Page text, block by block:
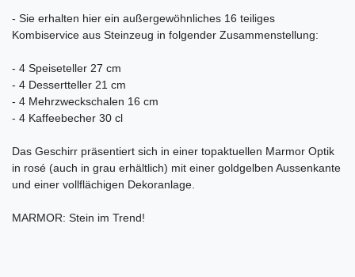
- Sie erhalten hier ein außergewöhnliches 16 teiliges
Kombiservice aus Steinzeug in folgender Zusammenstellung:
- 4 Speiseteller 27 cm
- 4 Dessertteller 21 cm
- 4 Mehrzweckschalen 16 cm
- 4 Kaffeebecher 30 cl
Das Geschirr präsentiert sich in einer topaktuellen Marmor Optik
in rosé (auch in grau erhältlich) mit einer goldgelben Aussenkante
und einer vollflächigen Dekoranlage.
MARMOR: Stein im Trend!